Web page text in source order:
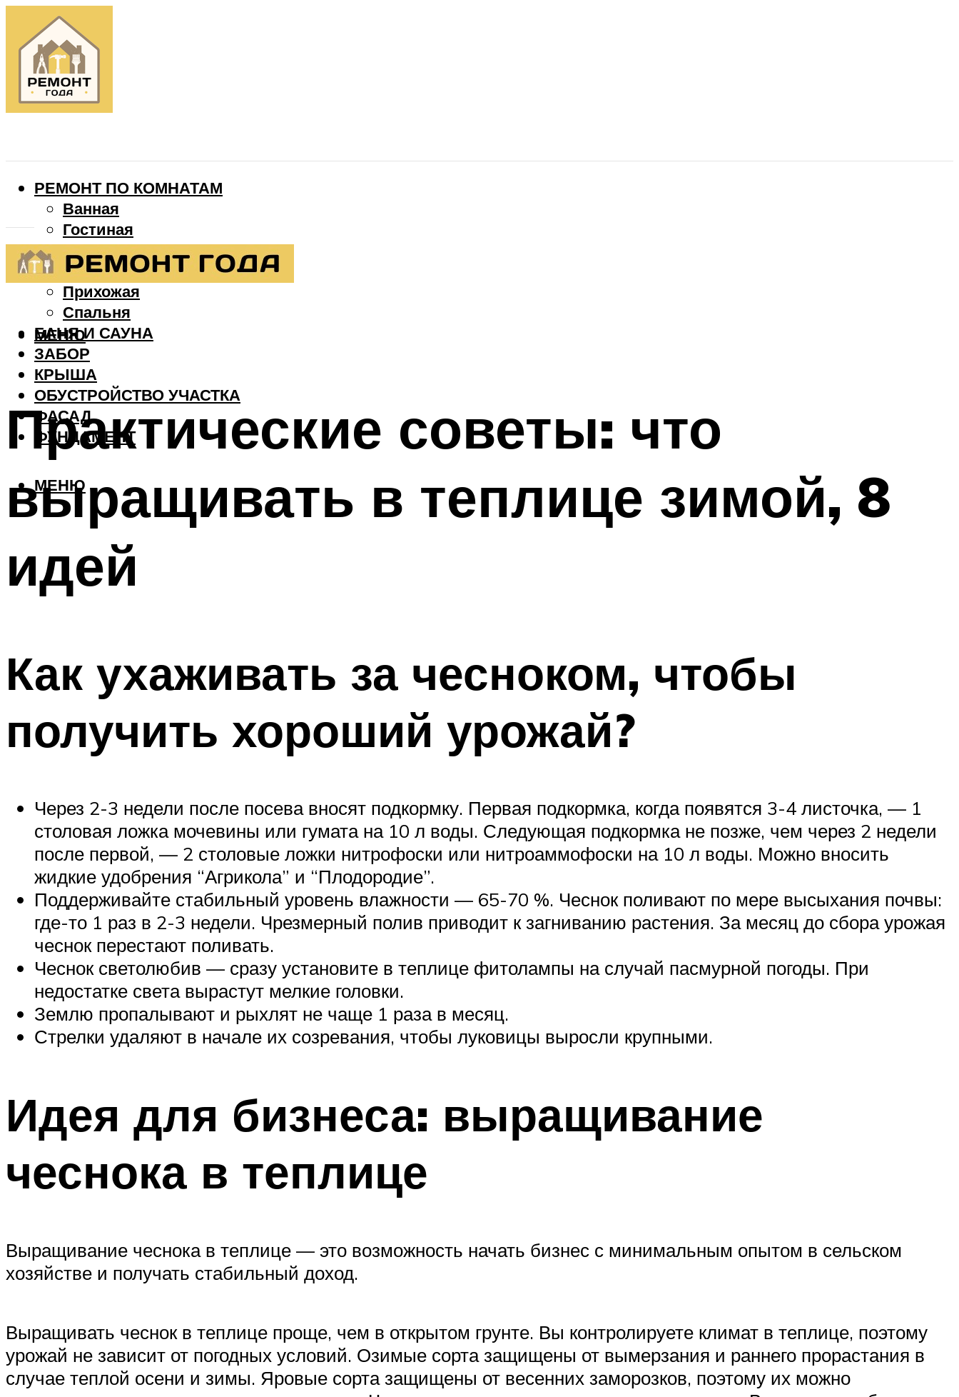
РЕМОНТ ПО КОМНАТАМ
Ванная
Гостиная
Детская
Кухня
Прихожая
Спальня
БАНЯ И САУНА
ЗАБОР
КРЫША
ОБУСТРОЙСТВО УЧАСТКА
ФАСАД
ФУНДАМЕНТ
МЕНЮ
МЕНЮ
Практические советы: что
выращивать в теплице зимой, 8
идей
Как ухаживать за чесноком, чтобы
получить хороший урожай?
Через 2-3 недели после посева вносят подкормку. Первая подкормка, когда появятся 3-4 листочка, — 1
столовая ложка мочевины или гумата на 10 л воды. Следующая подкормка не позже, чем через 2 недели
после первой, — 2 столовые ложки нитрофоски или нитроаммофоски на 10 л воды. Можно вносить
жидкие удобрения “Агрикола” и “Плодородие”.
Поддерживайте стабильный уровень влажности — 65-70 %. Чеснок поливают по мере высыхания почвы:
где-то 1 раз в 2-3 недели. Чрезмерный полив приводит к загниванию растения. За месяц до сбора урожая
чеснок перестают поливать.
Чеснок светолюбив — сразу установите в теплице фитолампы на случай пасмурной погоды. При
недостатке света вырастут мелкие головки.
Землю пропалывают и рыхлят не чаще 1 раза в месяц.
Стрелки удаляют в начале их созревания, чтобы луковицы выросли крупными.
Идея для бизнеса: выращивание
чеснока в теплице
Выращивание чеснока в теплице — это возможность начать бизнес с минимальным опытом в сельском
хозяйстве и получать стабильный доход.
Выращивать чеснок в теплице проще, чем в открытом грунте. Вы контролируете климат в теплице, поэтому
урожай не зависит от погодных условий. Озимые сорта защищены от вымерзания и раннего прорастания в
случае теплой осени и зимы. Яровые сорта защищены от весенних заморозков, поэтому их можно